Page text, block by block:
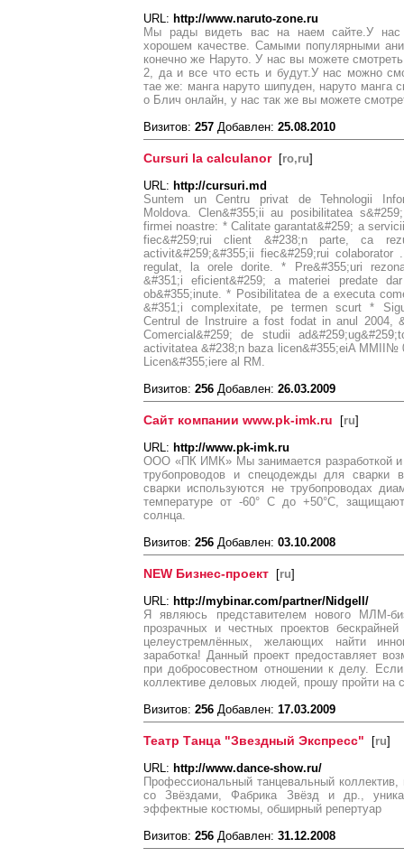
URL: http://www.naruto-zone.ru
Мы рады видеть вас на наем сайте.У
хорошем качестве. Самыми популярными
конечно же Наруто. У нас вы можете
2, да и все что есть и будут.У нас можно
тае же: манга наруто шипуден, наруто манга
о Блич онлайн, у нас так же вы можете
Визитов: 257 Добавлен: 25.08.2010
Cursuri la calculanor[ro,ru]
URL: http://cursuri.md
Suntem un Centru privat de Tehnologii
Moldova. Clen&#355;ii au posibilitatea
firmei noastre: * Calitate garantat&#259; a
fiec&#259;rui client &#238;n parte, ca
activit&#259;&#355;ii fiec&#259;rui
regulat, la orele dorite. * Pre&#355;uri
&#351;i eficient&#259; a materiei predate
ob&#355;inute. * Posibilitatea de a executa
&#351;i complexitate, pe termen scurt *
Centrul de Instruire a fost fodat in anul 2004,
Comercial&#259; de studii
activitatea &#238;n baza licen&#355;eiA MMII№
Licen&#355;iere al RM.
Визитов: 256 Добавлен: 26.03.2009
Сайт компании www.pk-imk.ru [ru]
URL: http://www.pk-imk.ru
ООО «ПК ИМК» Мы занимается разработкой и
трубопроводов и спецодежды для сварки
сварки используются не трубопроводах
температуре от -60° С до +50°С,
солнца.
Визитов: 256 Добавлен: 03.10.2008
NEW Бизнес-проект [ru]
URL: http://mybinar.com/partner/Nidgell/
Я являюсь представителем нового МЛМ-
прозрачных и честных проектов
целеустремлённых, желающих найти
заработка! Данный проект предоставляет
при добросовестном отношении к делу.
коллективе деловых людей, прошу пройти на
Визитов: 256 Добавлен: 17.03.2009
Театр Танца "Звездный Экспресс" [ru]
URL: http://www.dance-show.ru/
Профессиональный танцевальный
со Звёздами, Фабрика Звёзд и др.,
эффектные костюмы, обширный репертуар
Визитов: 256 Добавлен: 31.12.2008